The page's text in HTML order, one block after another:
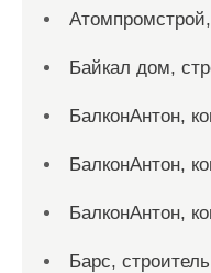
Байкал дом,
БалконАнтон,
БалконАнтон,
БалконАнтон,
Барс,